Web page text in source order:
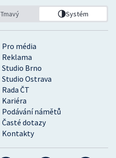
Pro média
Reklama
Studio Brno
Studio Ostrava
Rada ČT
Kariéra
Podávání námětů
Časté dotazy
Kontakty
Tmavý Systém